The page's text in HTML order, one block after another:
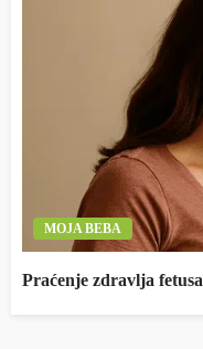
MOJA BEBA
Praćenje zdravlja fetusa